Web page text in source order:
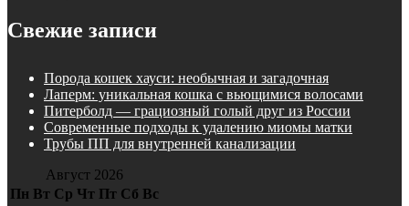
Свежие записи
Порода кошек хауси: необычная и загадочная
Лаперм: уникальная кошка с вьющимися волосами
Питерболд — грациозный голый друг из России
Современные подходы к удалению миомы матки
Трубы ПП для внутренней канализации
Август 2026
Пн Вт Ср Чт Пт Сб Вс